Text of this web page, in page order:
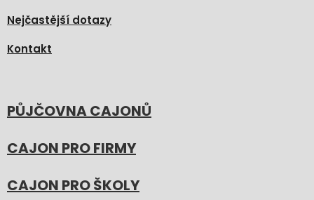
Nejčastější dotazy
Kontakt
PŮJČOVNA CAJONŮ
CAJON PRO FIRMY
CAJON PRO ŠKOLY